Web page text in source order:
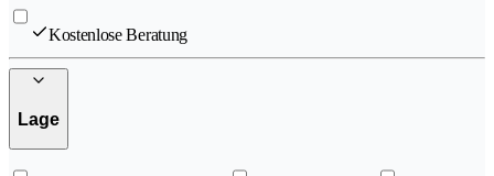
Kostenlose Beratung
Lage